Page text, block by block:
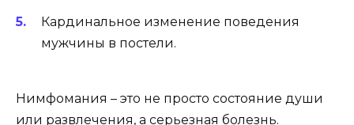
Кардинальное изменение поведения
мужчины в постели.
Нимфомания – это не просто состояние души
или развлечения, а серьезная болезнь.